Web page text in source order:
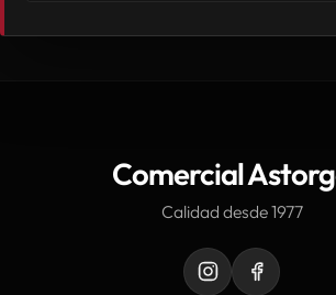
Comercial
Calidad desde 1977